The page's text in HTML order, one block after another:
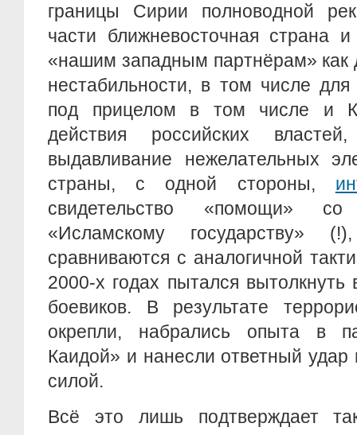
границы Сирии полноводной
части ближневосточная страна
«нашим западным партнёрам» как
нестабильности, в том числе
под прицелом в том числе и
действия российских
выдавливание нежелательных
страны, с одной стороны,
свидетельство «помощи»
«Исламскому
сравниваются с аналогичной
2000-х годах пытался вытолкнуть
боевиков. В результате
окрепли, набрались опыта в
Каидой» и нанесли ответный удар
силой.
Всё это лишь подтверждает